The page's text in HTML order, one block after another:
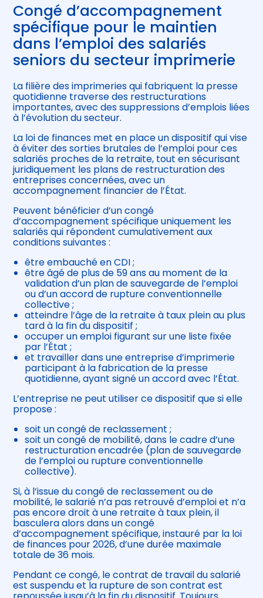
Congé d’accompagnement
spécifique pour le maintien
dans l’emploi des salariés
seniors du secteur imprimerie
La filière des imprimeries qui fabriquent la presse
quotidienne traverse des restructurations
importantes, avec des suppressions d’emplois liées
à l’évolution du secteur.
La loi de finances met en place un dispositif qui vise
à éviter des sorties brutales de l’emploi pour ces
salariés proches de la retraite, tout en sécurisant
juridiquement les plans de restructuration des
entreprises concernées, avec un
accompagnement financier de l’État.
Peuvent bénéficier d’un congé
d’accompagnement spécifique uniquement les
salariés qui répondent cumulativement aux
conditions suivantes :
être embauché en CDI ;
être âgé de plus de 59 ans au moment de la
validation d’un plan de sauvegarde de l’emploi
ou d’un accord de rupture conventionnelle
collective ;
atteindre l’âge de la retraite à taux plein au plus
tard à la fin du dispositif ;
occuper un emploi figurant sur une liste fixée
par l’État ;
et travailler dans une entreprise d’imprimerie
participant à la fabrication de la presse
quotidienne, ayant signé un accord avec l’État.
L’entreprise ne peut utiliser ce dispositif que si elle
propose :
soit un congé de reclassement ;
soit un congé de mobilité, dans le cadre d’une
restructuration encadrée (plan de sauvegarde
de l’emploi ou rupture conventionnelle
collective).
Si, à l’issue du congé de reclassement ou de
mobilité, le salarié n’a pas retrouvé d’emploi et n’a
pas encore droit à une retraite à taux plein, il
basculera alors dans un congé
d’accompagnement spécifique, instauré par la loi
de finances pour 2026, d’une durée maximale
totale de 36 mois.
Pendant ce congé, le contrat de travail du salarié
est suspendu et la rupture de son contrat est